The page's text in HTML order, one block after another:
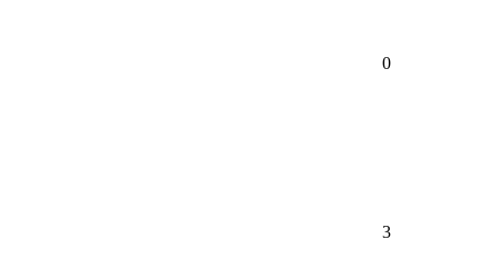
0
3